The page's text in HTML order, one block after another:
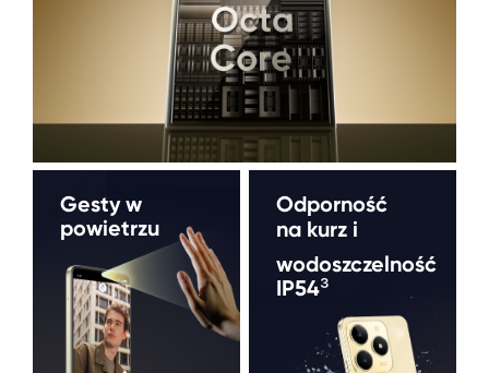
Gesty w
powietrzu
Odporność
na kurz i
wodoszczelność
IP54³